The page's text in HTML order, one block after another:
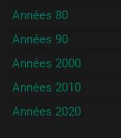
Années 80
Années 90
Années 2000
Années 2010
Années 2020